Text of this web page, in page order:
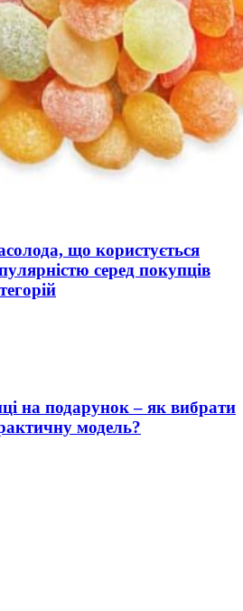
що користується
серед покупців
на подарунок – як вибрати
модель?